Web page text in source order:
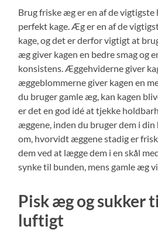
Brug friske æg er en af de
perfekt kage. Æg er en af de
kage, og det er derfor vigtigt at
æg giver kagen en bedre smag og
konsistens. Æggehviderne giver
æggeblommerne giver kagen en
du bruger gamle æg, kan kagen
er det en god idé at tjekke
æggene, inden du bruger dem i din
om, hvorvidt æggene stadig er
dem ved at lægge dem i en skål
synke til bunden, mens gamle æg
Pisk æg og sukker
luftigt